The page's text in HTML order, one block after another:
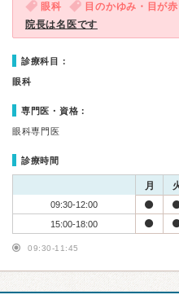
眼科 目のかゆみ・目が
院長は名医です
診療科目：
眼科
専門医・資格：
眼科専門医
診療時間
月
09:30-12:00
15:00-18:00
09:30-11:45